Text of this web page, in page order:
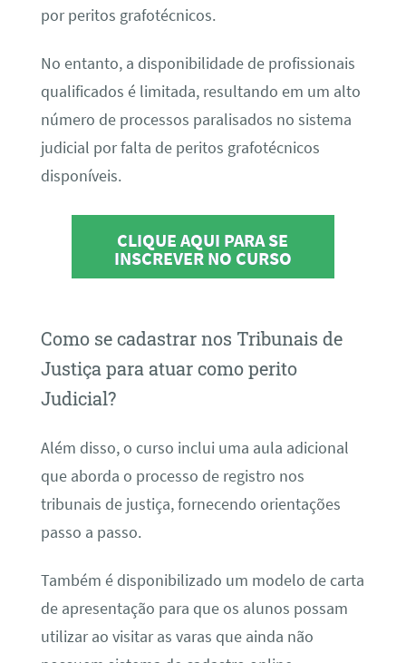
por peritos grafotécnicos.
No entanto, a disponibilidade de profissionais
qualificados é limitada, resultando em um alto
número de processos paralisados no sistema
judicial por falta de peritos grafotécnicos
disponíveis.
CLIQUE AQUI PARA SE
INSCREVER NO CURSO
Como se cadastrar nos Tribunais de
Justiça para atuar como perito
Judicial?
Além disso, o curso inclui uma aula adicional
que aborda o processo de registro nos
tribunais de justiça, fornecendo orientações
passo a passo.
Também é disponibilizado um modelo de carta
de apresentação para que os alunos possam
utilizar ao visitar as varas que ainda não